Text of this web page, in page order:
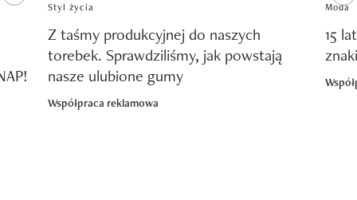
Styl życia
Z taśmy produkcyjnej do naszych
torebek. Sprawdziliśmy, jak powstają
nasze ulubione gumy
Współpraca reklamowa
Moda
15